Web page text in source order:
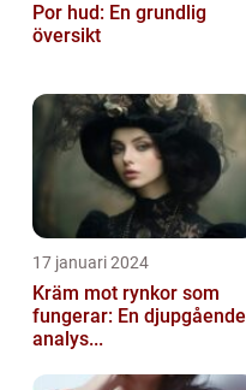
Por hud: En grundlig
översikt
17 januari 2024
Kräm mot rynkor som
fungerar: En djupgående
analys...